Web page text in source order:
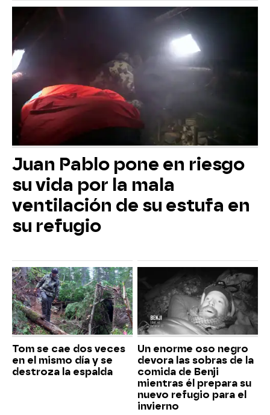
Juan Pablo pone en riesgo
su vida por la mala
ventilación de su estufa en
su refugio
Tom se cae dos veces
en el mismo día y se
destroza la espalda
Un enorme oso negro
devora las sobras de la
comida de Benji
mientras él prepara su
nuevo refugio para el
invierno